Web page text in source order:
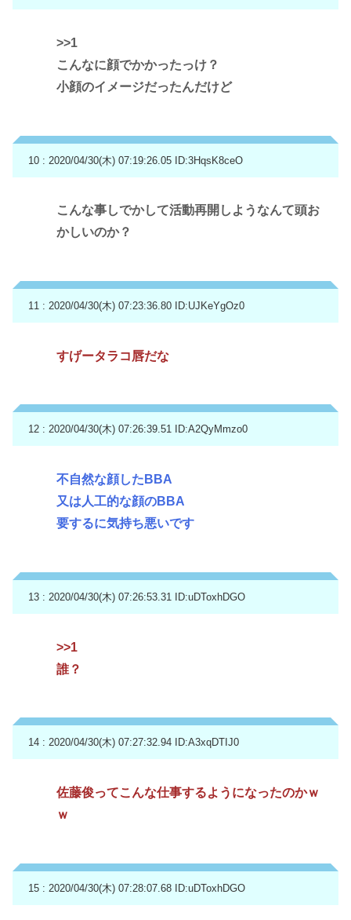
>>1
こんなに顔でかかったっけ？
小顔のイメージだったんだけど
10 : 2020/04/30(木) 07:19:26.05 ID:3HqsK8ceO
こんな事しでかして活動再開しようなんて頭お
かしいのか？
11 : 2020/04/30(木) 07:23:36.80 ID:UJKeYgOz0
すげータラコ唇だな
12 : 2020/04/30(木) 07:26:39.51 ID:A2QyMmzo0
不自然な顔したBBA
又は人工的な顔のBBA
要するに気持ち悪いです
13 : 2020/04/30(木) 07:26:53.31 ID:uDToxhDGO
>>1
誰？
14 : 2020/04/30(木) 07:27:32.94 ID:A3xqDTIJ0
佐藤俊ってこんな仕事するようになったのかｗ
ｗ
15 : 2020/04/30(木) 07:28:07.68 ID:uDToxhDGO